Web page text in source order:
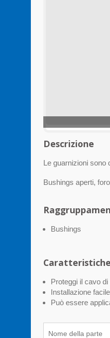
Descrizione
Le guarnizioni sono
Bushings aperti,
Bushings
Caratteristiche
Proteggi il cavo
Installazione
Può essere
Nome della parte